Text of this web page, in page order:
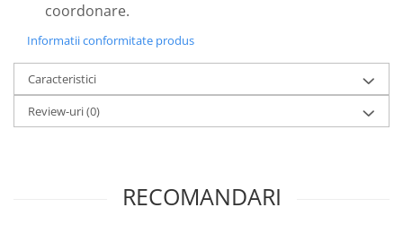
Religie pentru copii
ScienceConnection
coordonare.
Informatii conformitate produs
Caracteristici
Review-uri(0)
RECOMANDARI